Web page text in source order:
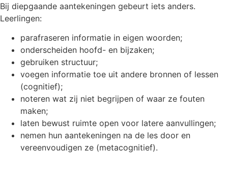
Bij diepgaande aantekeningen gebeurt iets anders.
Leerlingen:
parafraseren informatie in eigen woorden;
onderscheiden hoofd- en bijzaken;
gebruiken structuur;
voegen informatie toe uit andere bronnen of lessen
(cognitief);
noteren wat zij niet begrijpen of waar ze fouten
maken;
laten bewust ruimte open voor latere aanvullingen;
nemen hun aantekeningen na de les door en
vereenvoudigen ze (metacognitief).